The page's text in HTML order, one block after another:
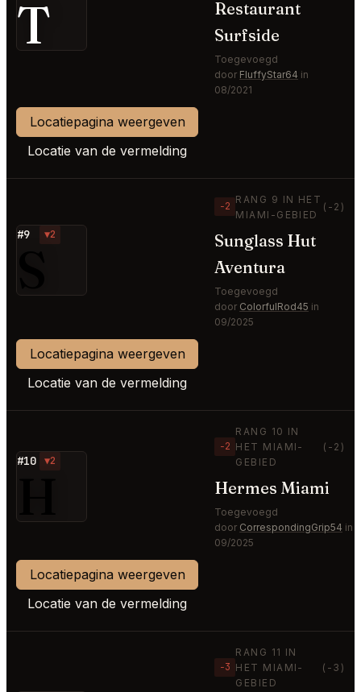
T
Restaurant
Surfside
Toegevoegd
door FluffyStar64 in
08/2021
Locatiepagina weergeven
Locatie van de vermelding
#9 ▼2
−2
RANG 9 IN HET
MIAMI-GEBIED
(-2)
Sunglass Hut
Aventura
Toegevoegd
door ColorfulRod45 in
09/2025
Locatiepagina weergeven
Locatie van de vermelding
#10 ▼2
−2
RANG 10 IN
HET MIAMI-
GEBIED
(-2)
Hermes Miami
Toegevoegd
door CorrespondingGrip54 in
09/2025
Locatiepagina weergeven
Locatie van de vermelding
−3
RANG 11 IN
HET MIAMI-
GEBIED
(-3)